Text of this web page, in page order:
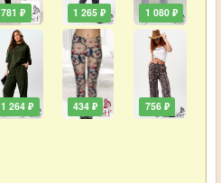
781 ₽
1 264 ₽
1 265 ₽
434 ₽
1 080 ₽
756 ₽